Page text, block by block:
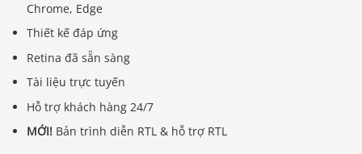
Chrome, Edge
Thiết kế đáp ứng
Retina đã sẵn sàng
Tài liệu trực tuyến
Hỗ trợ khách hàng 24/7
MỚI! Bản trình diễn RTL & hỗ trợ RTL